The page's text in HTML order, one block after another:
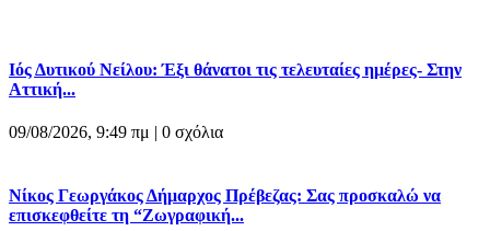
Ιός Δυτικού Νείλου: Έξι θάνατοι τις τελευταίες ημέρες- Στην
Αττική...
09/08/2026, 9:49 πμ | 0 σχόλια
Νίκος Γεωργάκος Δήμαρχος Πρέβεζας: Σας προσκαλώ να
επισκεφθείτε τη “Ζωγραφική...